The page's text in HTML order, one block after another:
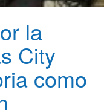
la
City
como